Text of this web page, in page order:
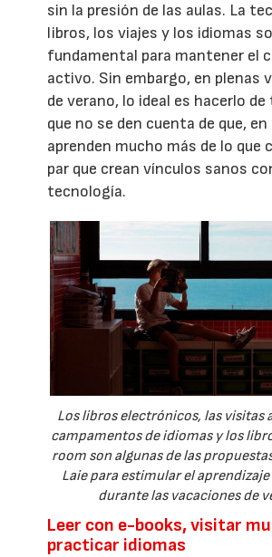
sin la presión de las aulas. La
libros, los viajes y los idiomas
fundamental para mantener el
activo. Sin embargo, en plenas
de verano, lo ideal es hacerlo
que no se den cuenta de que, en
aprenden mucho más de lo que
par que crean vínculos sanos
tecnología.
Los libros electrónicos, las visitas
campamentos de idiomas y los
room son algunas de las
Laie para estimular el
durante las vacaciones de
Leer con e-books, visitar
practicar idiomas